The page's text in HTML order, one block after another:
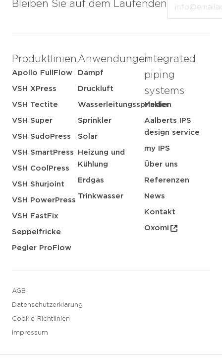
Bleiben Sie auf dem Laufenden
Produktlinien
Apollo FullFlow
VSH XPress
VSH Tectite
VSH Super
VSH SudoPress
VSH SmartPress
VSH CoolPress
VSH Shurjoint
VSH PowerPress
VSH FastFix
Seppelfricke
Pegler ProFlow
Anwendungen
Dampf
Druckluft
Wasserleitungssprinkler
Sprinkler
Solar
Heizung und
Kühlung
Erdgas
Trinkwasser
integrated
piping
systems
Medien
Aalberts IPS
design service
my IPS
Über uns
Referenzen
News
Kontakt
Oxomi
AGB
Datenschutzerklarung
Cookie-Richtlinien
Impressum